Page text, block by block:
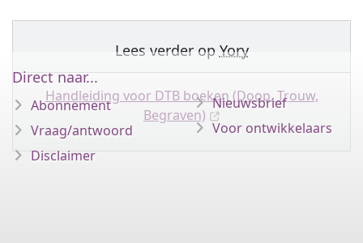
Lees verder op Yory
Handleiding voor DTB boeken (Doop, Trouw,
Begraven)
Direct naar...
Abonnement
Vraag/antwoord
Disclaimer
Nieuwsbrief
Voor ontwikkelaars